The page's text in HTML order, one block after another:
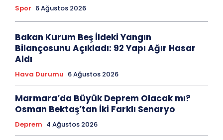
Spor 6 Ağustos 2026
Bakan Kurum Beş İldeki Yangın
Bilançosunu Açıkladı: 92 Yapı Ağır Hasar
Aldı
Hava Durumu 6 Ağustos 2026
Marmara’da Büyük Deprem Olacak mı?
Osman Bektaş’tan İki Farklı Senaryo
Deprem 4 Ağustos 2026